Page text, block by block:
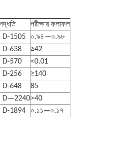
পরীক্ষার ফলাফল
D-1505
০.৯৪—০.৯৮
D-638
≥42
D-570
<0.01
D-256
≥140
D-648
85
D—2240>40
D-1894
০.১১—০.১৭